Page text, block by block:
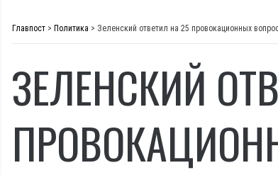
Главпост > Политика > Зеленский ответил на 25 провокационных
ЗЕЛЕНСКИЙ